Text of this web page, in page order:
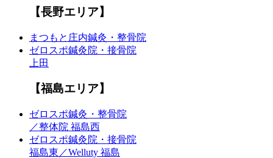
【長野エリア】
まつもと庄内鍼灸・整骨院
ゼロスポ鍼灸院・接骨院
上田
【福島エリア】
ゼロスポ鍼灸・整骨院
／整体院 福島西
ゼロスポ鍼灸院・接骨院
福島東／Welluty 福島